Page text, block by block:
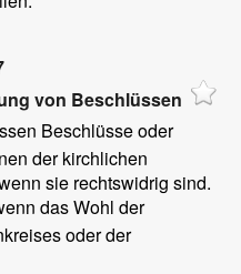
von Beschlüssen
Beschlüsse oder
der kirchlichen
sie rechtswidrig sind.
das Wohl der
oder der